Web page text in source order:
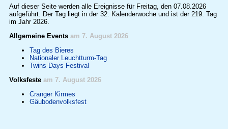
Auf dieser Seite werden alle Ereignisse für Freitag, den 07.08.2026
aufgeführt. Der Tag liegt in der 32. Kalenderwoche und ist der 219. Tag
im Jahr 2026.
Allgemeine Events am 7. August 2026
Tag des Bieres
Nationaler Leuchtturm-Tag
Twins Days Festival
Volksfeste am 7. August 2026
Cranger Kirmes
Gäubodenvolksfest